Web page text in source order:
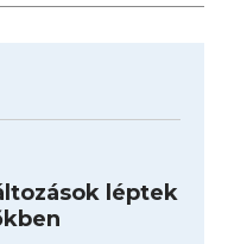
léptek